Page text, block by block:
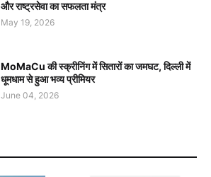
और राष्ट्रसेवा का सफलता मंत्र
May 19, 2026
MoMaCu की स्क्रीनिंग में सितारों का जमघट, दिल्ली में
धूमधाम से हुआ भव्य प्रीमियर
June 04, 2026